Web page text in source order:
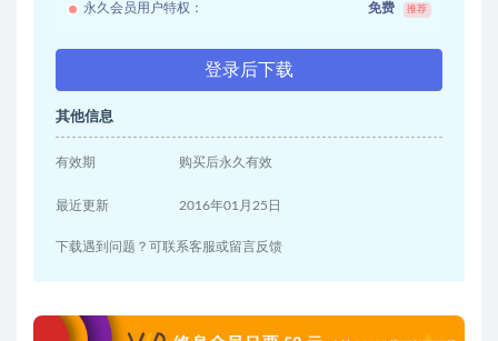
永久会员用户特权： 免费 推荐
登录后下载
其他信息
有效期 购买后永久有效
最近更新 2016年01月25日
下载遇到问题？可联系客服或留言反馈